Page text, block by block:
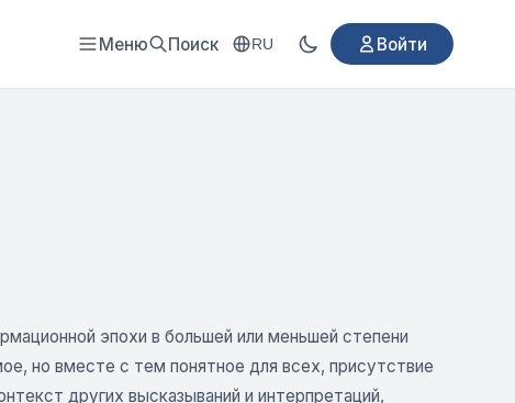
Меню Поиск RU Войти
эпохи в большей или меньшей степени
но вместе с тем понятное для всех, присутствие
других высказываний и интерпретаций,